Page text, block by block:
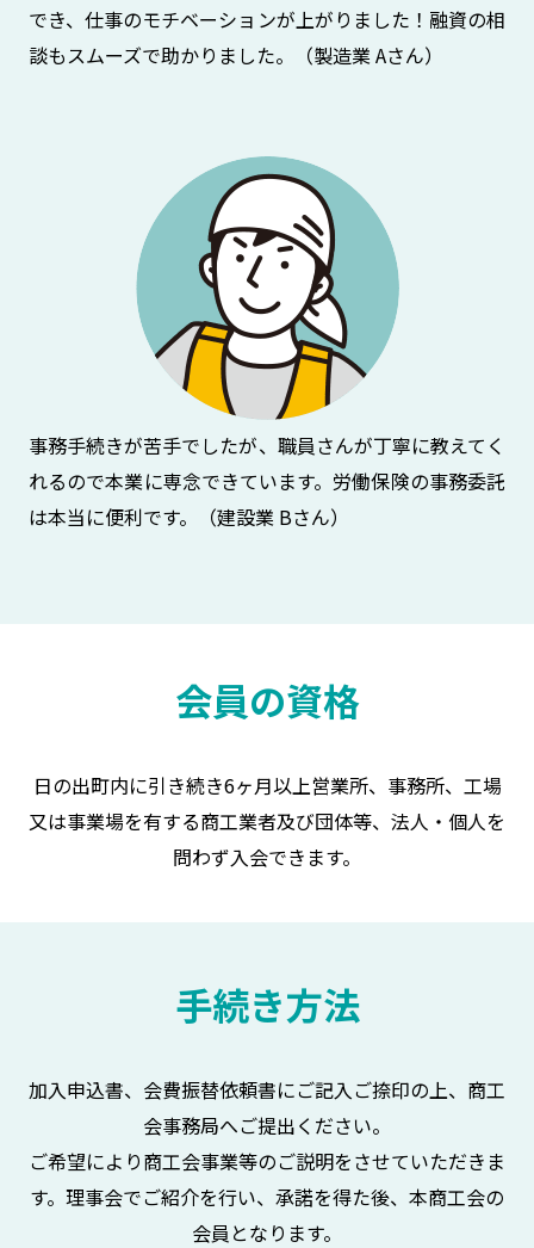
でき、仕事のモチベーションが上がりました！融資の相
談もスムーズで助かりました。（製造業 Aさん）
事務手続きが苦手でしたが、職員さんが丁寧に教えてく
れるので本業に専念できています。労働保険の事務委託
は本当に便利です。（建設業 Bさん）
会員の資格
日の出町内に引き続き6ヶ月以上営業所、事務所、工場
又は事業場を有する商工業者及び団体等、法人・個人を
問わず入会できます。
手続き方法
加入申込書、会費振替依頼書にご記入ご捺印の上、商工
会事務局へご提出ください。
ご希望により商工会事業等のご説明をさせていただきま
す。理事会でご紹介を行い、承諾を得た後、本商工会の
会員となります。